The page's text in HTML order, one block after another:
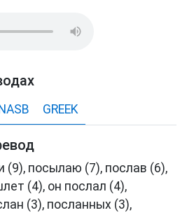
NASB GREEK
(9), посылаю (7), послав (6),
(4), он послал (4),
(3), посланных (3),